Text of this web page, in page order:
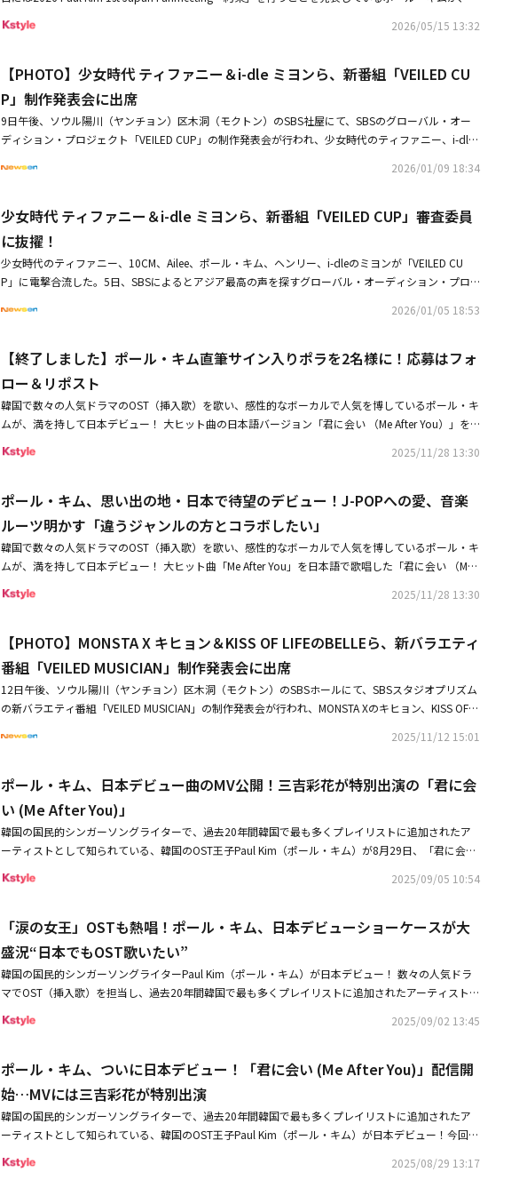
ンちゃんとジャケット撮影をしたことがありますが、あの時のワンちゃんはYouTubeとかで有名な子
だったから、プロ！って感じがありました。ポナちゃんはあまり慣れていない中でも、すごく頑張っ
す。やっぱり、動物を飼うって責任が伴うと思うので僕、けっこう自由な人なんですよ（笑）」と告
白。さらに「撮影はすごく順調に進んで、歌詞をそのまま映像にしたようなライブクリップに仕上が
りそうだなと思います。朝早めに目を覚まして、誰かを考えて思い出し、自転車とかワンちゃんも出
てきて歌詞の中で想像できるようなイメージをちゃんと映像にできてるって感じです。曲のミックス
ップを撮影した日のように）晴れてる日に似合う曲だなって思います。旅行する時にもピッタリだと
なんか気持ちが明るくなってもらえたらうれしいですね」と伝えた。■リリース情報「っちゃめっち
ゃ会いたい」デジタルリリース（先行配信）各ストリーミングサイトにて配信中収録曲：M1.っちゃ
めっちゃ会いたいM2.っちゃめっちゃ会いたい（Instrumental）レーベル：Whyes Entertainment配信
はこちら日本初CDシングル「Zombie Loves Matcha」発売日：2026年6月10日価格：2,000円（tax
out）収録曲：M1.Zombie Loves MatchaM2.Zombie Loves Matcha（Instrumental）M3.っちゃめっ
ちゃ会いたいM4.っちゃめっちゃ会いたい（Instrumental）レーベル：Whyes Entertainment■関連リ
のCDタイトルは「Zombie Loves Matcha」。約10ヶ月ぶりに日本語での楽曲リリースとなり、表題
れぞれのインストバージョンの計4曲を収録する。 2曲とも、この季節にピッタリのポップで軽快な
楽曲に仕上がっており、「Zombie Loves Matcha」のMV撮影ではポール・キムがダンスにも挑戦し
た。母国・韓国でこれまでリリースしてきた楽曲とはまた違った一面を見せてくれている。 ポー
ル・キムは先行配信曲「っちゃめっちゃ会いたい」について、「朝、目を開けてから君に会いに行く
その過程を表現したいと思いました。この曲を聞くだけで、いろんな場面が頭に浮かんで、映像を見
なくてもその場面が頭の中に残ってほしいな、と。普通はめっちゃめっちゃ会いたいだと思います
ト。また表題曲の「Zombie Loves Matcha」については、「流れとして君に会いに行くために、電
車に乗ってからの状況を描くつもりでしたが、あまりにも普通になってしまうので、もっと面白く表
現できるような何かを探したいと思いました。まず抹茶ケーキの話を入れたかったので、そこから始
めて抹茶を狙うゾンビの話にするのはどうだろう？ と考えました。最近、世界的に抹茶の人気がす
り表現できるようなアイテムだと思ったんです。この曲の中で、抹茶は自分なりの宝物を表していま
明かす「違うジャンルの方とコラボしたい」・ポール・キム、日本デビュー曲のMV公開！三吉彩花
が特別出演の「君に会い （Me After You）」■リリース情報「っちゃめっちゃ会いたい」デジタルリ
リース（先行配信）配信日：2026年5月20日収録曲：M1.っちゃめっちゃ会いたいM2.っちゃめっち
ゃ会いたい（Instrumental）レーベル：Whyes Entertainment配信はこちら日本初CDシングル「Zom
bie Loves Matcha」発売日：2026年6月10日価格：2,000円（tax out）収録曲：M1.Zombie Loves M
atchaM2.Zombie Loves Matcha（Instrumental）M3.っちゃめっちゃ会いたいM4.っちゃめっちゃ会
いたい（Instrumental）レーベル：Whyes Entertainment■関連リンク日本公式ファンクラブ
2026/05/15 13:32
【PHOTO】少女時代 ティファニー＆i-dle ミヨンら、新番組「VEILED CU
P」制作発表会に出席
9日午後、ソウル陽川（ヤンチョン）区木洞（モクトン）のSBS社屋にて、SBSのグローバル・オー
ディション・プロジェクト「VEILED CUP」の制作発表会が行われ、少女時代のティファニー、i-dle
ンに関する質問に記者会見でセンスのある返答・少女時代 ティファニー＆i-dle ミヨンら、新番組
2026/01/09 18:34
少女時代 ティファニー＆i-dle ミヨンら、新番組「VEILED CUP」審査委員
に抜擢！
少女時代のティファニー、10CM、Ailee、ポール・キム、ヘンリー、i-dleのミヨンが「VEILED CU
P」に電撃合流した。5日、SBSによるとアジア最高の声を探すグローバル・オーディション・プロ
ixを通じて放送された「VEILED MUSICIAN」が韓国を含め中国、日本、フィリピン、タイ、インドネ
「VEILED CUP」はその拡張版で、各国のTOP3が韓国で激突し、国家のプライドをかけたボーカル戦
争を繰り広げる。アジア最高のボーカリストを選ぶだけに、「VEILED CUP」の審査委員のラインナ
ップはより華麗になった。歌手はもちろん、女優としても活躍しているティファニーと韓国を代表す
るシンガーソングライターの10CM、万能エンターテイナーのヘンリー、ミヨンとともに「VEILED M
USICIAN」韓国編で審査委員として活躍していたAileeとポール・キムが審査委員として合流し、「Q
UEENDOM」「ROAD TO KINGDOM」など、音楽バラエティのMCとして注目された女優イ・ダヒが単
を持っている参加者が多く、シルエットもさまざまで『VEILED CUP』がとても楽しみになった」と
明かした。続いて「韓国に集まった参加者たちのステージは期待以上だった。完璧な韓国語の発音で
K-POPを歌い上げる参加者から、自分の国の歌を歌う参加者まで多様だった。言葉は違えど、音楽を
通じて感情が伝達されることを感じて、音楽が与える力をもう一度感じることができた。また、各国
トルに相応しく、どの国で優勝者が出るか、期待していただきたい」と伝えた。
2026/01/05 18:53
【終了しました】ポール・キム直筆サイン入りポラを2名様に！応募はフォ
ロー＆リポスト
韓国で数々の人気ドラマのOST（挿入歌）を歌い、感性的なボーカルで人気を博しているポール・キ
ムが、満を持して日本デビュー！ 大ヒット曲の日本語バージョン「君に会い （Me After You）」を
スの翌日、日本での留学経験もあるポール・キムさんに、日本デビューや日本ファンへの思い、留学
抽選で2名様にプレゼントいたします。【インタビュー】ポール・キム、思い出の地・日本で待望の
デビュー！J-POPへの愛、音楽ルーツ明かす「違うジャンルの方とコラボしたい」■リリース情報P
aul Kim「君に会い （Me After You）」リリース日：2025年8月29日（金）配信Linkはこちらレーベ
ル：Whyes EntertainmentCopyright：Paul Kim, Donnie J, Joseph K■関連リンク・ポール・キム日
本公式ファンクラブ・ポール・キム日本公式X ◆ポール・キム直筆サイン入りポラを抽選で2名様に
プレゼント※プレゼントは終了しました。たくさんのご応募ありがとうございました。※【応募方
（月） 11：00まで【参加条件】・X（Twitter）でKstyle公式アカウント（＠Kstyle_news） をフォロ
ーしていること。・日本に居住されている方（賞品配送先が日本国内の方）・応募に関する注意事項
に同意いただける方【当選発表について】・プレゼントの当選については、厳正なる抽選の上、決定
させていただきます。・プレゼントはお選びいただけませんので、予めご了承ください。・当選者の
させていただきます。・プレゼントに関するDM/メンションでのご連絡は、平日10：00～18：30と
ませんと、お送りすることができませんので、ご注意ください。【注意事項】※本キャンペーンに関
して、弊社が不適切な行為がされていると判断いたしましたアカウントは、キャンペーン対象外とさ
せていただきます。※弊社は、ご応募者のポスト・投稿（ツイート）内容については一切の責任を負
いません。※当選発表は、当選者様への当選のご連絡をもってかえさせていただきますので、ご了承
ください。※当選通知後、指定の日時までにご連絡がない場合、当選を無効とさせていただきます。
※当選結果に関するお問い合せは受け付けておりませんので、ご了承ください。※当キャンペーンの
掲載内容や条件は、予告なく変更する場合がございます。あらかじめご了承ください。※当選の権利
にあたっては、必ず弊社個人情報保護方針＜プライバシーポリシー＞をお読み下さい。※当選時にご
連絡いただく住所、氏名、電話番号は、その確認などの関連情報のご案内のみに使用し、キャンペー
ン終了後は弊社の定める方法に基づき消去いたします。※インターネット通信料・接続料およびツイ
ートに関しての全ての費用はお客様のご負担になります。※次の場合はいずれのご応募も無効となり
ますのでご注意ください。・応募時の内容に記載不備がある場合。・お客さまのご住所が不明・又は
連絡不能などの場合。・本キャンペーン当選賞品を、インターネットオークションなどで第三者に転
2025/11/28 13:30
ポール・キム、思い出の地・日本で待望のデビュー！J-POPへの愛、音楽
ルーツ明かす「違うジャンルの方とコラボしたい」
韓国で数々の人気ドラマのOST（挿入歌）を歌い、感性的なボーカルで人気を博しているポール・キ
ムが、満を持して日本デビュー！ 大ヒット曲「Me After You」を日本語で歌唱した「君に会い （Me
styleではデビューショーケースの翌日にインタビューを敢行。日本で留学経験もある彼が、日本デビ
サイン入りポラを2名様に！応募はフォロー＆リポスト 留学経験のある日本でデビュー！「当時の友
人から連絡も」――昨日は日本デビューショーケースが開催されました。公演中に「翌日からインタビュ
ーなど日本でスケジュールがあるので、日本の芸能人になったような気分だ」と話されていました
が、今の気分はいかがですか？ポール・キム：本当に日本でデビューしたんだと実感しています
（笑）。忙しく仕事をすることができて、とても幸せです。――ショーケースで特に記憶に残っている場
面はありますか？ポール・キム：今回、ファンの皆さんと初めて、一緒にミュージックビデオを見ま
ューには感慨深いものがあると思いますが、いかがですか？ポール・キム：その通りです。留学した
経験があったからこそ、日本でデビューしたいという気持ちが大きかったんです。日本にいた時の思
い出や、友達との思い出、カラオケに行ったことなどが頭に思い浮かびました。――日本デビューしたこ
とは当時の友達も知っていますか？ポール・キム：知っている友達もいます。連絡をとり続けている
（笑）もされました。――日本デビュー曲「君に会い（Me After You）」の紹介をお願いします。ポー
たと出会うことでたくさんのことが変わった、色々な瞬間があるけれど、あなたと一緒だったら前に
進んでいけるという内容になっています。そのため、メッセージ的に、日本の方々に初めて挨拶をす
るのにふさわしいと思い、デビュー曲に決めました。愛を込めた率直なバラードです。――この曲は日本
の単独コンサートで先に披露されていた曲でしたが、その時のファンの皆さんの反応はいかがでした
か？ポール・キム：すごく良かったです。その時から準備していて、すでにレコーディングも終えた
状態でした。その時からデビューまで時間がかかりましたが、コンサートで歌った時も、ファンの皆
さんがとても喜んでくれました。当時は、その曲を披露する時間が一番緊張しました（笑）。――歌詞は
があるのでしょうか？ポール・キム：「サランヘ」という韓国語は、世界的に知られている言葉だと
思います。「I Love You」「愛している」「我愛你（ウォーアイニー）」などのように、「サラン
ヘ」もたくさんの人が知っている言葉だと思いました。日本でデビューをしますが、僕は韓国人なの
で、アイデンティティを少し反映できればと思い、韓国語の歌詞を入れました。――日本語で歌ってみ
て、原曲とは少し違いが出た部分はありましたか？ポール・キム：歌唱において、発音がかなり異な
ります。日本語バージョンでは「い」や「え」が多く、音が狭くなるというか、集まる感じがしま
2025/11/28 13:30
【PHOTO】MONSTA X キヒョン＆KISS OF LIFEのBELLEら、新バラエティ
番組「VEILED MUSICIAN」制作発表会に出席
12日午後、ソウル陽川（ヤンチョン）区木洞（モクトン）のSBSホールにて、SBSスタジオプリズム
の新バラエティ番組「VEILED MUSICIAN」の制作発表会が行われ、MONSTA Xのキヒョン、KISS OF LI
ェ、イ・ホンヒPDが出席した。同作は顔、名前の露出なしにベールの後ろで上半身シルエットだけ
力を持つ人も参加でき、正体があらかじめ分からない面白さを届ける。・MONSTA X キヒョンからヒ
ョンウォンまで、米デジタルシングル「baby blue」コンセプトフォト公開・KISS OF LIFEのBELL
E、パク・ボゴムが婿候補？母親からの連絡が話題に（動画あり）
2025/11/12 15:01
ポール・キム、日本デビュー曲のMV公開！三吉彩花が特別出演の「君に会
い (Me After You)」
韓国の国民的シンガーソングライターで、過去20年間韓国で最も多くプレイリストに追加されたア
ーティストとして知られている、韓国のOST王子Paul Kim（ポール・キム）が8月29日、「君に会い
のMVがついに公開された。MVには、俳優・モデルの 三吉彩花が特別出演。彼女の凛とした存在感と
いる。「君に会い (Me After You)」はポール・キムの代表曲で、約1億回再生された「Me After You」
の日本語版。誰かの存在によって変わっていく自分自身を感じながら綴った、手紙のようなもので、
その変化が良いか悪いかではなく、未熟な自分が影響を受けてしまうほど強い恋だった、ということ
が表現されている。ポール・キムは、9月1日に東京・TIAT SKY HALLで日本デビューショーケースを
開催。自身のヒット曲はもちろん、ドラマ「ロマンスは必然に」の「Every Day, Every Moment」
や、「涙の女王」の「Can't Get Over You」など、多くの視聴者を魅了したOSTも歌唱し、ファンを
9日に世界同時公開■リリース情報Paul Kim「君に会い (Me After You)」リリース日：2025年8月29
日（金）配信Linkはこちらレーベル：Whyes EntertainmentCopyright：Paul Kim, Donnie J, Joseph
K■関連リンク・ポール・キム日本公式ファンクラブ・ポール・キム日本公式X
2025/09/05 10:54
「涙の女王」OSTも熱唱！ポール・キム、日本デビューショーケースが大
盛況“日本でもOST歌いたい”
韓国の国民的シンガーソングライターPaul Kim（ポール・キム）が日本デビュー！ 数々の人気ドラ
マでOST（挿入歌）を担当し、過去20年間韓国で最も多くプレイリストに追加されたアーティスト
後からまさかのアクシデントも謙虚でスマートな神対応公演前からファンの熱気にあふれ、満員とな
ル・キムが登場した。観客席を見渡してほほ笑んだ彼は、2019年のヒット曲「Traffic Light （your
s）」を歌唱。彼の甘い歌声が響くと、会場の熱気は一段と高まった。しかし、ここでアクシデント
が。1番のサビに差し掛かったところで喉に異変を感じたようで、歌唱中に何度か咳ばらいをする姿
が見られた。そんな中でもステージを中断することなく歌い切った彼は、「皆さん、すみませんでし
た」と申し訳なさそうに頭を下げたと思いきや、すかさず「もしよろしければ、もう1回歌ってもい
いですか？」と一言。会場からは大歓迎の拍手が鳴り響いた。2度目の歌唱の前には、「さっきのは
2025/09/02 13:45
ポール・キム、ついに日本デビュー！「君に会い (Me After You)」配信開
始…MVには三吉彩花が特別出演
韓国の国民的シンガーソングライターで、過去20年間韓国で最も多くプレイリストに追加されたア
ーティストとして知られている、韓国のOST王子Paul Kim（ポール・キム）が日本デビュー！今回配
After You)」。この楽曲は、誰かの存在によって変わっていく自分自身を感じながら綴った、手紙の
2025/08/29 13:17